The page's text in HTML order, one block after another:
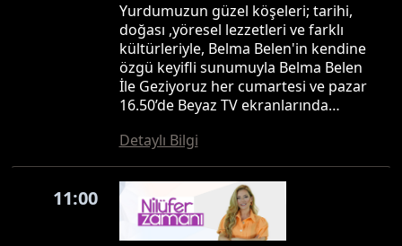
Yurdumuzun güzel köşeleri; tarihi,
doğası ,yöresel lezzetleri ve farklı
kültürleriyle, Belma Belen'in kendine
özgü keyifli sunumuyla Belma Belen
İle Geziyoruz her cumartesi ve pazar
16.50’de Beyaz TV ekranlarında…
Detaylı Bilgi
11:00